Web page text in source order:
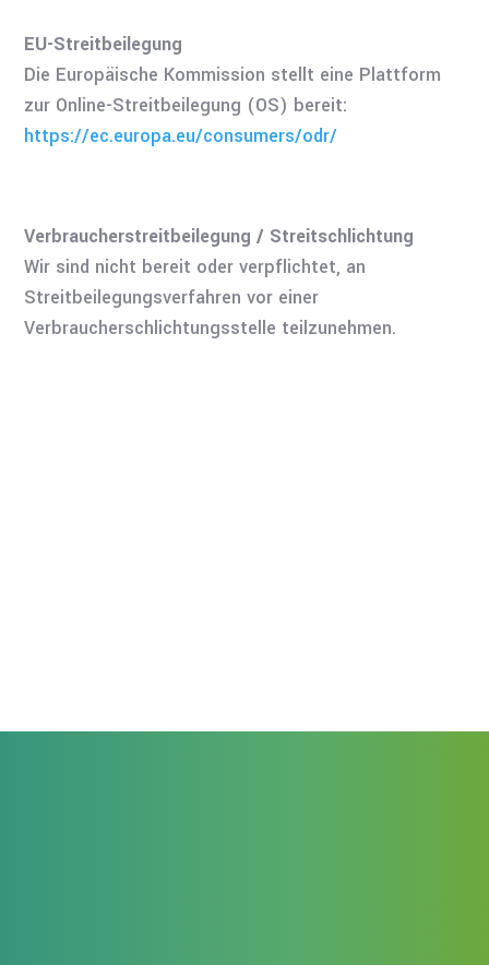
EU-Streitbeilegung
Die Europäische Kommission stellt eine Plattform
zur Online-Streitbeilegung (OS) bereit:
https://ec.europa.eu/consumers/odr/
Verbraucherstreitbeilegung / Streitschlichtung
Wir sind nicht bereit oder verpflichtet, an
Streitbeilegungsverfahren vor einer
Verbraucherschlichtungsstelle teilzunehmen.